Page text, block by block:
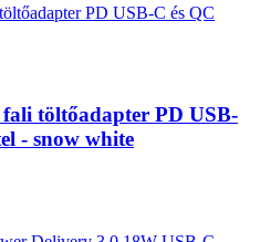
töltőadapter PD USB-
- snow white